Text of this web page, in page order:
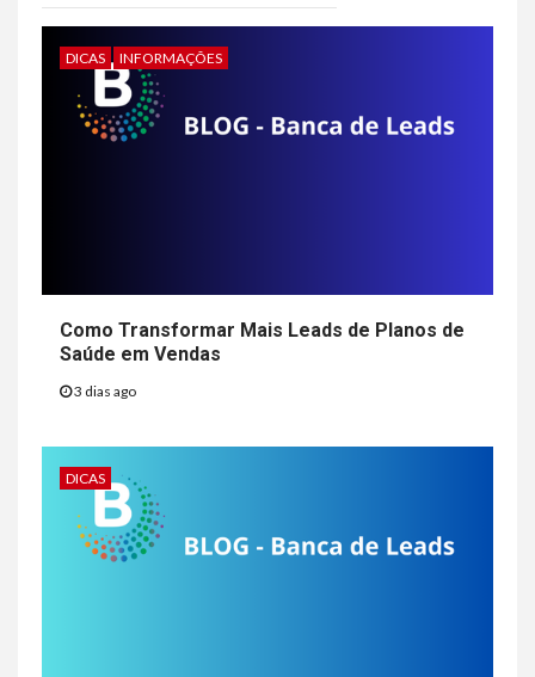
DICAS INFORMAÇÕES
Como Transformar Mais Leads de Planos de
Saúde em Vendas
3 dias ago
DICAS